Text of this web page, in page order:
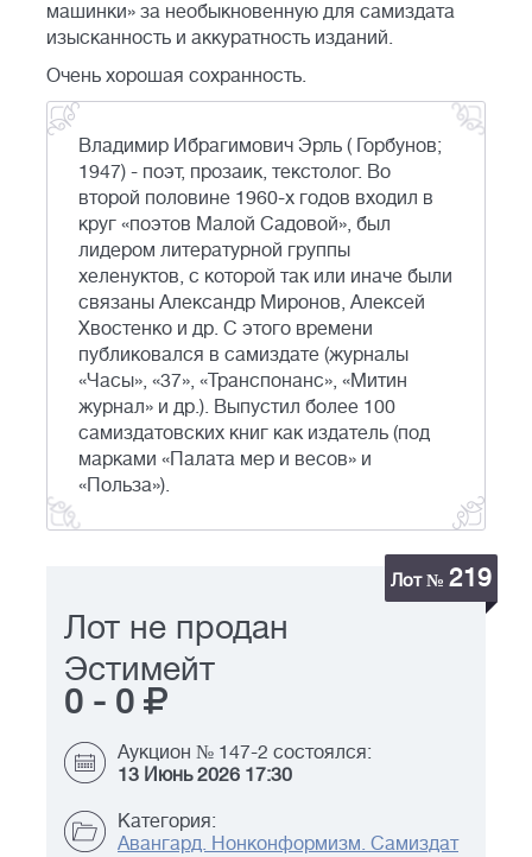
машинки» за необыкновенную для самиздата
изысканность и аккуратность изданий.
Очень хорошая сохранность.
Владимир Ибрагимович Эрль ( Горбунов;
1947) - поэт, прозаик, текстолог. Во
второй половине 1960-х годов входил в
круг «поэтов Малой Садовой», был
лидером литературной группы
хеленуктов, с которой так или иначе были
связаны Александр Миронов, Алексей
Хвостенко и др. С этого времени
публиковался в самиздате (журналы
«Часы», «37», «Транспонанс», «Митин
журнал» и др.). Выпустил более 100
самиздатовских книг как издатель (под
марками «Палата мер и весов» и
«Польза»).
Лот № 219
Лот не продан
Эстимейт
0 - 0
Аукцион № 147-2 состоялся:
13 Июнь 2026 17:30
Категория:
Авангард. Нонконформизм. Самиздат